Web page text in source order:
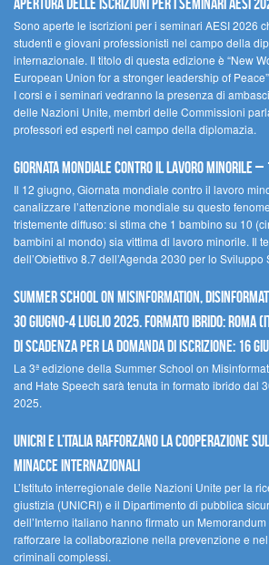
Sono aperte le iscrizioni per i seminari AESI 2026
studenti e giovani professionisti nel campo della
internazionale. Il titolo di questa edizione è “New
European Union for a stronger leadership of
I corsi e i seminari vedranno la presenza di
delle Nazioni Unite, membri delle Commissioni
professori ed esperti nel campo della diplomazia.
Giornata mondiale contro il lavoro minorile –
Il 12 giugno, Giornata mondiale contro il lavoro
canalizzare l’attenzione mondiale su questo
tristemente diffuso: si stima che 1 bambino su 10
bambini al mondo) sia vittima di lavoro minorile. Il
dell’Obiettivo 8.7 dell’Agenda 2030 per lo Sviluppo
Summer School on Misinformation,
30 giugno-4 luglio 2025. Formato ibrido: Roma
di scadenza per la domanda di iscrizione: 16
La 3ª edizione della Summer School on
and Hate Speech sarà tenuta in formato ibrido dal
2025.
UNICRI e l’Italia rafforzano la cooperazione
minacce internazionali
L’Istituto interregionale delle Nazioni Unite per la
giustizia (UNICRI) e il Dipartimento di pubblica
dell’Interno italiano hanno firmato un Memorandum
rafforzare la collaborazione nella prevenzione e
criminali complessi.